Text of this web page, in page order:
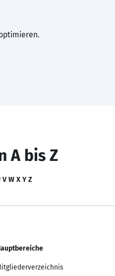
A bis Z
V W X Y Z